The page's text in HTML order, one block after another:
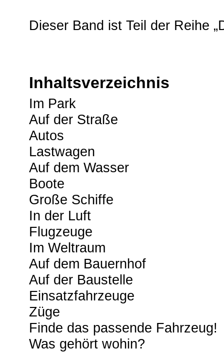
Dieser Band ist Teil der Reihe
Inhaltsverzeichnis
Im Park
Auf der Straße
Autos
Lastwagen
Auf dem Wasser
Boote
Große Schiffe
In der Luft
Flugzeuge
Im Weltraum
Auf dem Bauernhof
Auf der Baustelle
Einsatzfahrzeuge
Züge
Finde das passende Fahrzeug!
Was gehört wohin?